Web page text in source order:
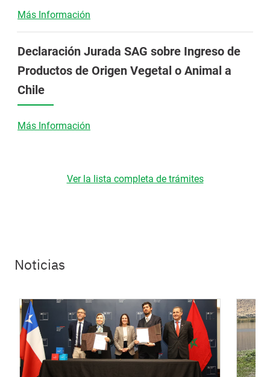
Más Información
Declaración Jurada SAG sobre Ingreso de
Productos de Origen Vegetal o Animal a
Chile
Más Información
Ver la lista completa de trámites
Noticias